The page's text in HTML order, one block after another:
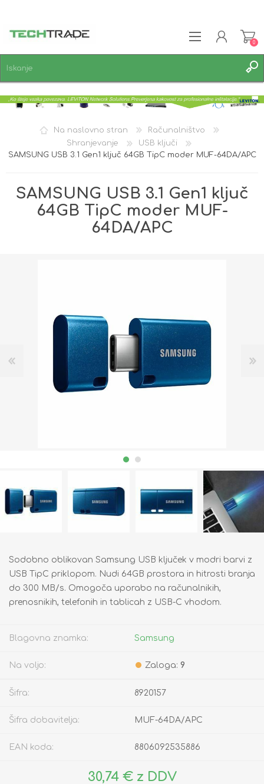
PRIJAVA
0
Na naslovno stran
Računalništvo
Shranjevanje
USB ključi
SAMSUNG USB 3.1 Gen1 ključ 64GB TipC moder MUF-64DA/APC
SAMSUNG USB 3.1 Gen1 ključ
64GB TipC moder MUF-
64DA/APC
Sodobno oblikovan Samsung USB ključek v modri barvi z
USB TipC priklopom. Nudi 64GB prostora in hitrosti branja
do 300 MB/s. Omogoča uporabo na računalnikih,
prenosnikih, telefonih in tablicah z USB-C vhodom.
Blagovna znamka: Samsung
Na voljo: Zaloga: 9
Šifra: 8920157
Šifra dobavitelja: MUF-64DA/APC
EAN koda: 8806092535886
30,74 € z DDV